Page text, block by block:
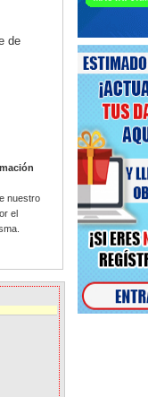
de
nuestro
el